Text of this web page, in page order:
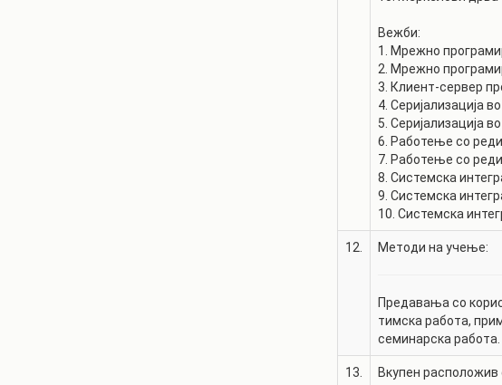
Вежби:
1. Мрежно
2. Мрежно
3. Клиент-сервер
4. Серијализација
5. Серијализација
6. Работење со
7. Работење со
8. Системска
9. Системска
12. Методи на учење:
Предавања со
тимска работа,
семинарска работа.
13. Вкупен